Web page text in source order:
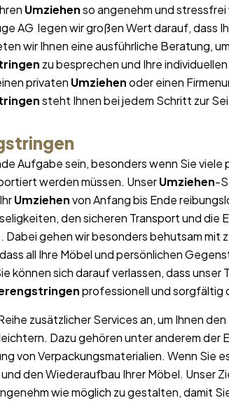
Umziehenso angenehm und stressfrei
AG legen wir großen Wert darauf, dass
wir Ihnen eine ausführliche Beratung,
zu besprechen und Ihre
privaten Umziehenoder einen
steht Ihnen bei jedem Schritt zur
Aufgabe sein, besonders wenn Sie viele
werden müssen. UnserUmziehen-
Umziehenvon Anfang bis Ende
den sicheren Transport und die
. Dabei gehen wir besonders behutsam mit
all Ihre Möbel und persönlichen
können sich darauf verlassen, dass unser
professionell und sorgfältig
zusätzlicher Services an, um Ihnen den
Dazu gehören unter anderem der
von Verpackungsmaterialien. Wenn Sie
den Wiederaufbau Ihrer Möbel. Unser
wie möglich zu gestalten, damit